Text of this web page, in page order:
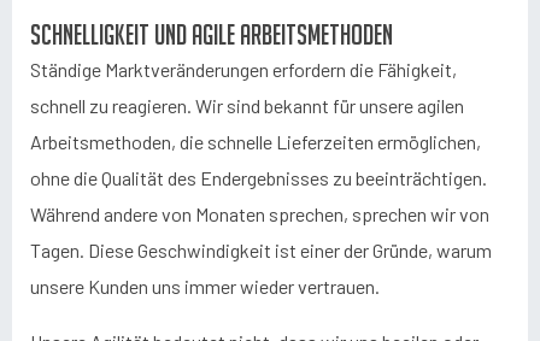
Schnelligkeit und agile Arbeitsmethoden
Ständige Marktveränderungen erfordern die Fähigkeit,
schnell zu reagieren. Wir sind bekannt für unsere agilen
Arbeitsmethoden, die schnelle Lieferzeiten ermöglichen,
ohne die Qualität des Endergebnisses zu beeinträchtigen.
Während andere von Monaten sprechen, sprechen wir von
Tagen. Diese Geschwindigkeit ist einer der Gründe, warum
unsere Kunden uns immer wieder vertrauen.